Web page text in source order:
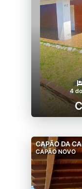
4
CAPÃO DA
CAPÃO NOVO